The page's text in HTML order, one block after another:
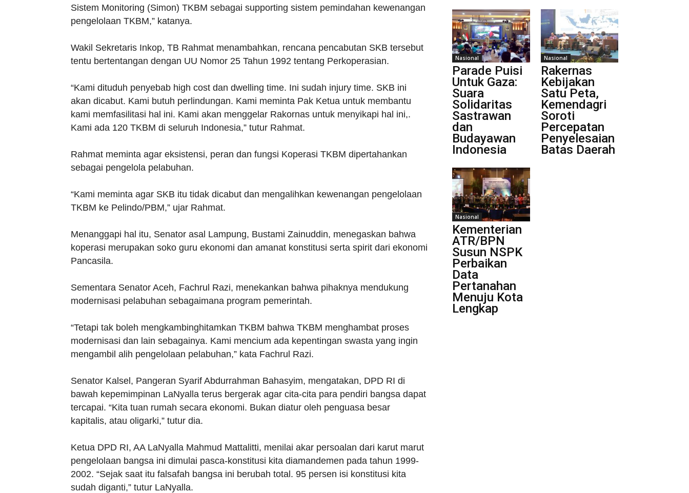
Sistem Monitoring (Simon) TKBM sebagai supporting sistem pemindahan kewenangan
pengelolaan TKBM,” katanya.
Wakil Sekretaris Inkop, TB Rahmat menambahkan, rencana pencabutan SKB tersebut
tentu bertentangan dengan UU Nomor 25 Tahun 1992 tentang Perkoperasian.
“Kami dituduh penyebab high cost dan dwelling time. Ini sudah injury time. SKB ini
akan dicabut. Kami butuh perlindungan. Kami meminta Pak Ketua untuk membantu
kami memfasilitasi hal ini. Kami akan menggelar Rakornas untuk menyikapi hal ini,.
Kami ada 120 TKBM di seluruh Indonesia,” tutur Rahmat.
Rahmat meminta agar eksistensi, peran dan fungsi Koperasi TKBM dipertahankan
sebagai pengelola pelabuhan.
“Kami meminta agar SKB itu tidak dicabut dan mengalihkan kewenangan pengelolaan
TKBM ke Pelindo/PBM,” ujar Rahmat.
Menanggapi hal itu, Senator asal Lampung, Bustami Zainuddin, menegaskan bahwa
koperasi merupakan soko guru ekonomi dan amanat konstitusi serta spirit dari ekonomi
Pancasila.
Sementara Senator Aceh, Fachrul Razi, menekankan bahwa pihaknya mendukung
modernisasi pelabuhan sebagaimana program pemerintah.
“Tetapi tak boleh mengkambinghitamkan TKBM bahwa TKBM menghambat proses
modernisasi dan lain sebagainya. Kami mencium ada kepentingan swasta yang ingin
mengambil alih pengelolaan pelabuhan,” kata Fachrul Razi.
Senator Kalsel, Pangeran Syarif Abdurrahman Bahasyim, mengatakan, DPD RI di
bawah kepemimpinan LaNyalla terus bergerak agar cita-cita para pendiri bangsa dapat
tercapai. “Kita tuan rumah secara ekonomi. Bukan diatur oleh penguasa besar
kapitalis, atau oligarki,” tutur dia.
Ketua DPD RI, AA LaNyalla Mahmud Mattalitti, menilai akar persoalan dari karut marut
pengelolaan bangsa ini dimulai pasca-konstitusi kita diamandemen pada tahun 1999-
2002. “Sejak saat itu falsafah bangsa ini berubah total. 95 persen isi konstitusi kita
sudah diganti,” tutur LaNyalla.
Nasional
Parade Puisi
Untuk Gaza:
Suara
Solidaritas
Sastrawan
dan
Budayawan
Indonesia
Nasional
Rakernas
Kebijakan
Satu Peta,
Kemendagri
Soroti
Percepatan
Penyelesaian
Batas Daerah
Nasional
Kementerian
ATR/BPN
Susun NSPK
Perbaikan
Data
Pertanahan
Menuju Kota
Lengkap